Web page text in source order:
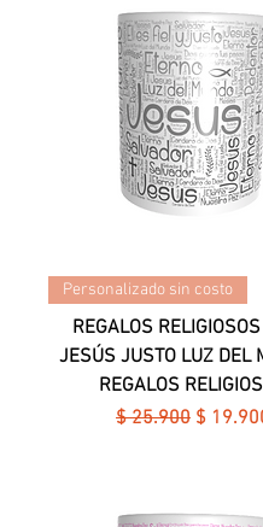
Personalizado sin costo
REGALOS
JESÚS JUSTO LUZ DEL
REGALOS
Precio
$ 25.900 Precio
$